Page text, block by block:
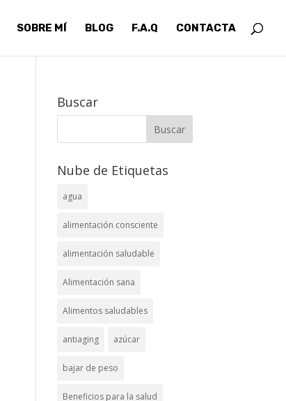
SOBRE MÍ BLOG F.A.Q CONTACTA
Buscar
Nube de Etiquetas
agua
alimentación consciente
alimentación saludable
Alimentación sana
Alimentos saludables
antiaging azúcar
bajar de peso
Beneficios para la salud